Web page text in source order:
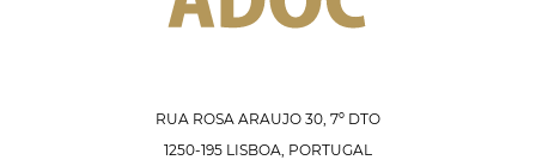
RUA ROSA ARAÚJO 30, 7º DTO
1250-195 LISBOA, PORTUGAL